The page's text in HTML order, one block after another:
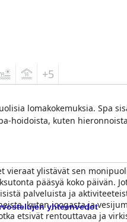
+5
lomakokemuksia. Spa
hoidoista, kuten
vieraat ylistävät sen
pääsyä koko päivän.
palveluista ja
kuten joogasta ja
etsivät rentouttavaa ja
yhteenvedot